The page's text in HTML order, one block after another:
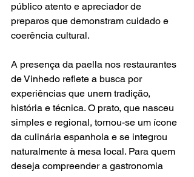
público atento e apreciador de
preparos que demonstram cuidado e
coerência cultural.
A presença da paella nos restaurantes
de Vinhedo reflete a busca por
experiências que unem tradição,
história e técnica. O prato, que nasceu
simples e regional, tornou-se um ícone
da culinária espanhola e se integrou
naturalmente à mesa local. Para quem
deseja compreender a gastronomia